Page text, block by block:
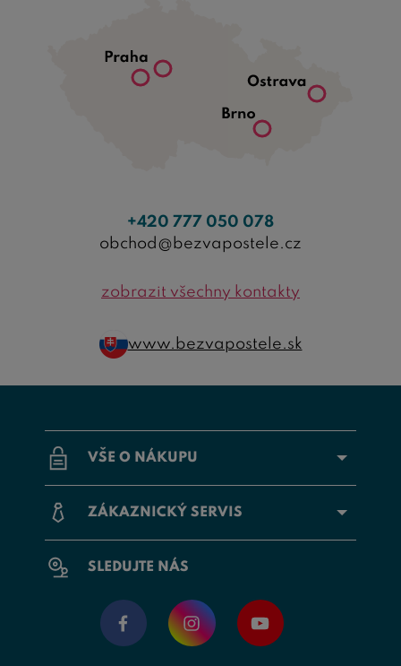
VŠE O NÁKUPU
ZÁKAZNICKÝ SERVIS
SLEDUJTE NÁS
+420 777 050 078
obchod@bezvapostele.cz
zobrazit všechny kontakty
www.bezvapostele.sk